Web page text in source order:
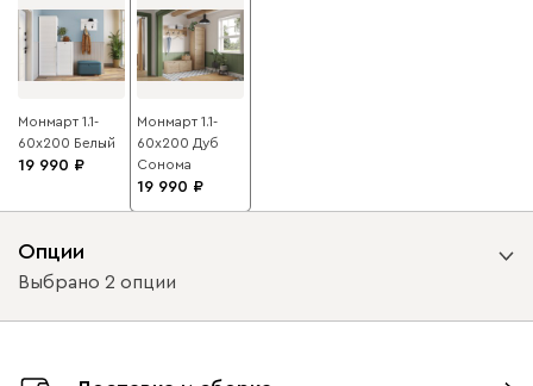
Монмарт 1.1-
60x200 Белый
19 990
Монмарт 1.1-
60x200 Дуб
Сонома
19 990
Опции
Выбрано 2 опции